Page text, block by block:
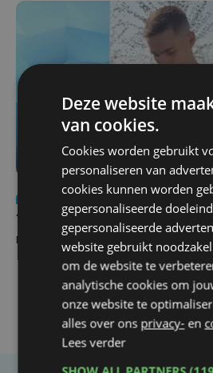
do 6 augustus | 21:30
Yaro (19), slachtoffer van
maandenlange coma overleden
Deze website
van cookies.
Cookies worden gebruikt
personaliseren van
cookies kunnen worden
gepersonaliseerde
gepersonaliseerde
website gebruikt
om de website te
analytische cookies om
onze website te
alles over ons privacy- en
Lees verder